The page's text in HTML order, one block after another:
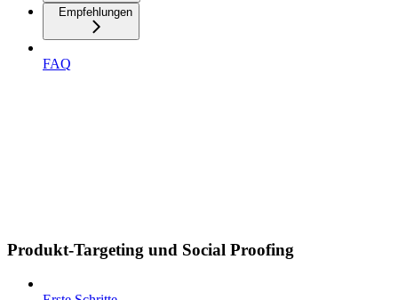
Empfehlungen
FAQ
Produkt-Targeting und Social Proofing